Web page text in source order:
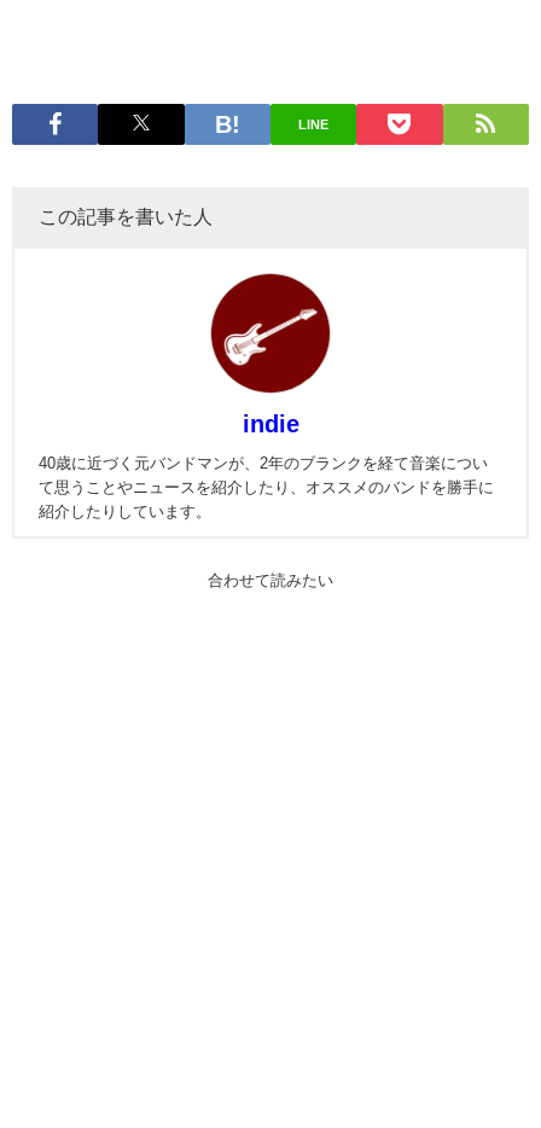
LINE
この記事を書いた人
indie
40歳に近づく元バンドマンが、2年のブランクを経て音楽につい
て思うことやニュースを紹介したり、オススメのバンドを勝手に
紹介したりしています。
合わせて読みたい